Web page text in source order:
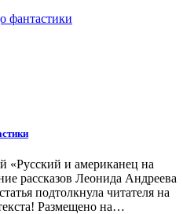
«Русский и американец на
рассказов Леонида Андреева
подтолкнула читателя на
Размещено на…